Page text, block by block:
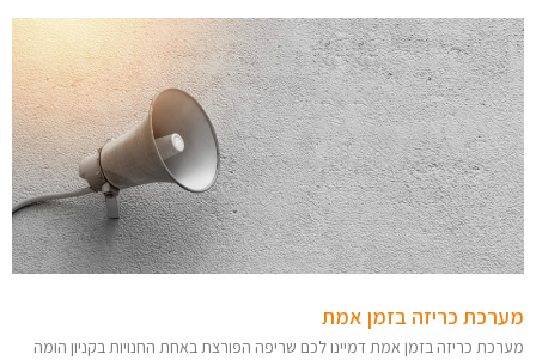
מערכת כריזה בזמן אמת
מערכת כריזה בזמן אמת דמיינו לכם שריפה הפורצת באחת החנויות בקניון הומה